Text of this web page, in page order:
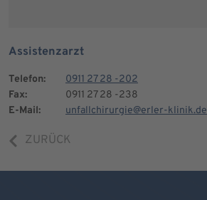
Assistenzarzt
Telefon:
0911 27 28 -202
Fax:
0911 27 28 -238
E-Mail:
unfallchirurgie@erler-klinik.de
ZURÜCK